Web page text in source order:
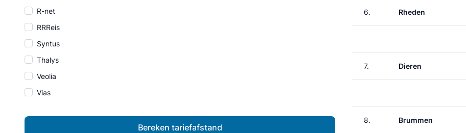
R-net
RRReis
Syntus
Thalys
Veolia
Vias
Bereken tariefafstand
6. Rheden
7. Dieren
8. Brummen